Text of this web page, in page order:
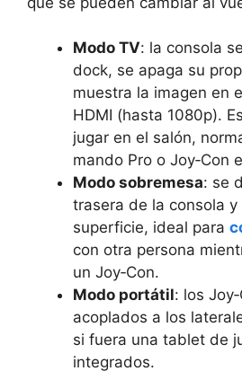
Modo TV: la consola
dock, se apaga su
muestra la imagen en
HDMI (hasta 1080p).
jugar en el salón,
mando Pro o Joy‑Con
Modo sobremesa: se
trasera de la consola
superficie, ideal para
con otra persona
un Joy‑Con.
Modo portátil: los
acoplados a los
si fuera una tablet de
integrados.